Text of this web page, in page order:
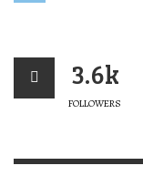
3.6k
FOLLOWERS